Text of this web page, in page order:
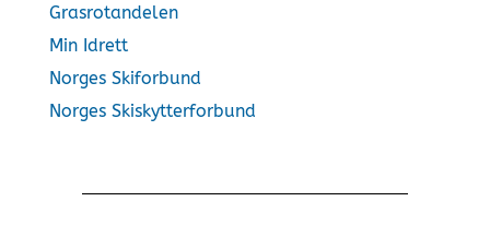
Grasrotandelen
Min Idrett
Norges Skiforbund
Norges Skiskytterforbund